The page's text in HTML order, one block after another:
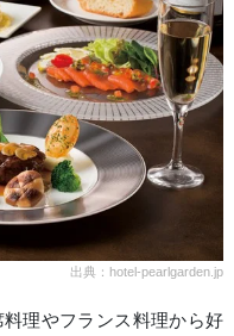
出典：hotel-pearlgarden.jp
理やフランス料理から好